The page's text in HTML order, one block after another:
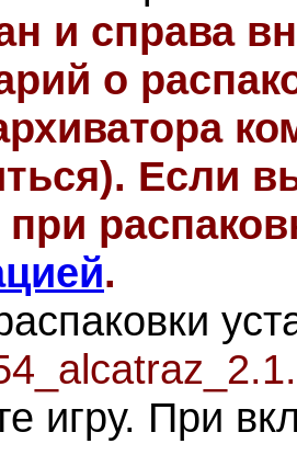
и справа
о
. Если
.
игру. При